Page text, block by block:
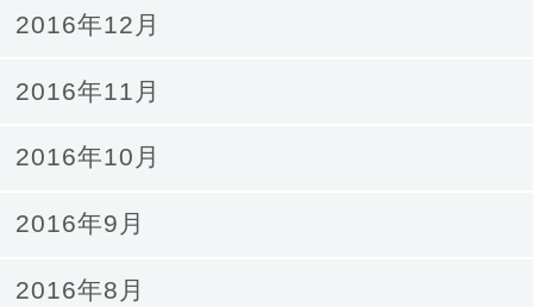
2016年12月
2016年11月
2016年10月
2016年9月
2016年8月